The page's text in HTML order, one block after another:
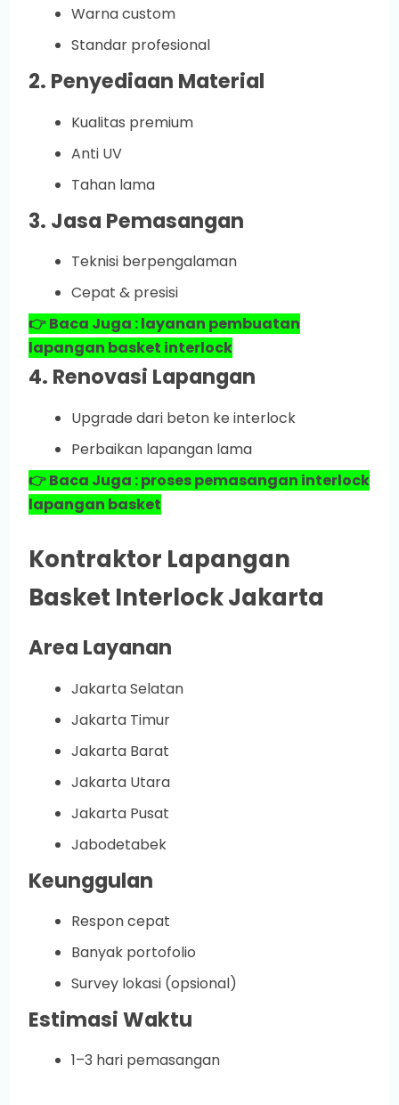
Warna custom
Standar profesional
2. Penyediaan Material
Kualitas premium
Anti UV
Tahan lama
3. Jasa Pemasangan
Teknisi berpengalaman
Cepat & presisi
👉 Baca Juga : layanan pembuatan
lapangan basket interlock
4. Renovasi Lapangan
Upgrade dari beton ke interlock
Perbaikan lapangan lama
👉 Baca Juga : proses pemasangan interlock
lapangan basket
Kontraktor Lapangan
Basket Interlock Jakarta
Area Layanan
Jakarta Selatan
Jakarta Timur
Jakarta Barat
Jakarta Utara
Jakarta Pusat
Jabodetabek
Keunggulan
Respon cepat
Banyak portofolio
Survey lokasi (opsional)
Estimasi Waktu
1–3 hari pemasangan